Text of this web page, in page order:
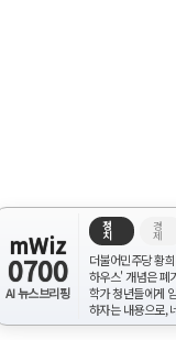
mWiz
0700
AI 뉴스브리핑
정
치
경
제
더불어민주당 황
하우스' 개념은 폐
학가 청년들에게
하자는 내용으로,